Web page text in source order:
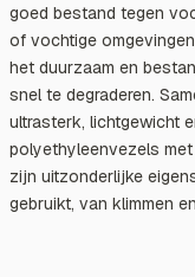
goed bestand tegen
of vochtige
het duurzaam en
snel te degraderen.
ultrasterk, lichtgewicht
polyethyleenvezels
zijn uitzonderlijke
gebruikt, van klimmen